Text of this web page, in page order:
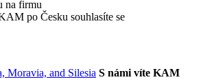
na firmu
po Česku souhlasíte se
S námi víte KAM